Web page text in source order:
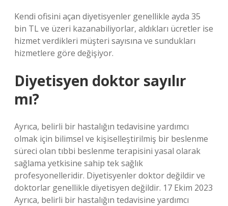
Kendi ofisini açan diyetisyenler genellikle ayda 35
bin TL ve üzeri kazanabiliyorlar, aldıkları ücretler ise
hizmet verdikleri müşteri sayısına ve sundukları
hizmetlere göre değişiyor.
Diyetisyen doktor sayılır
mı?
Ayrıca, belirli bir hastalığın tedavisine yardımcı
olmak için bilimsel ve kişiselleştirilmiş bir beslenme
süreci olan tıbbi beslenme terapisini yasal olarak
sağlama yetkisine sahip tek sağlık
profesyonelleridir. Diyetisyenler doktor değildir ve
doktorlar genellikle diyetisyen değildir. 17 Ekim 2023
Ayrıca, belirli bir hastalığın tedavisine yardımcı